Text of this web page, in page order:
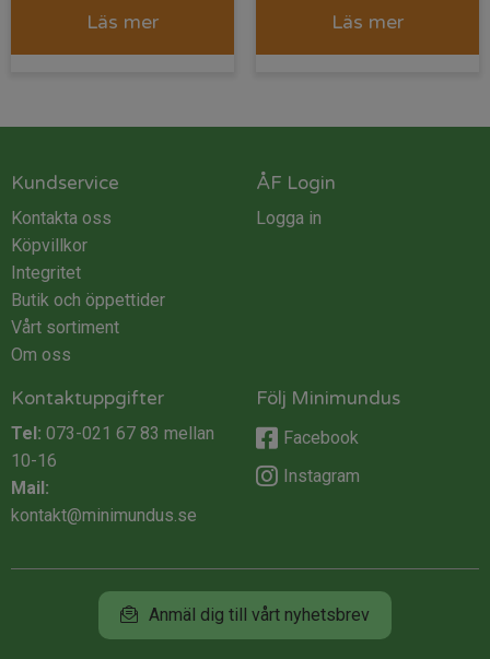
Läs mer Läs mer
Kundservice
Kontakta oss
Köpvillkor
Integritet
Butik och öppettider
Vårt sortiment
Om oss
ÅF Login
Logga in
Kontaktuppgifter
Tel: 073-021 67 83 mellan
10-16
Mail:
kontakt@minimundus.se
Följ Minimundus
Facebook
Instagram
Anmäl dig till vårt nyhetsbrev